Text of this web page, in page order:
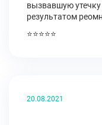
вызвавшую
результатом
⭐⭐⭐⭐⭐
20.08.2021